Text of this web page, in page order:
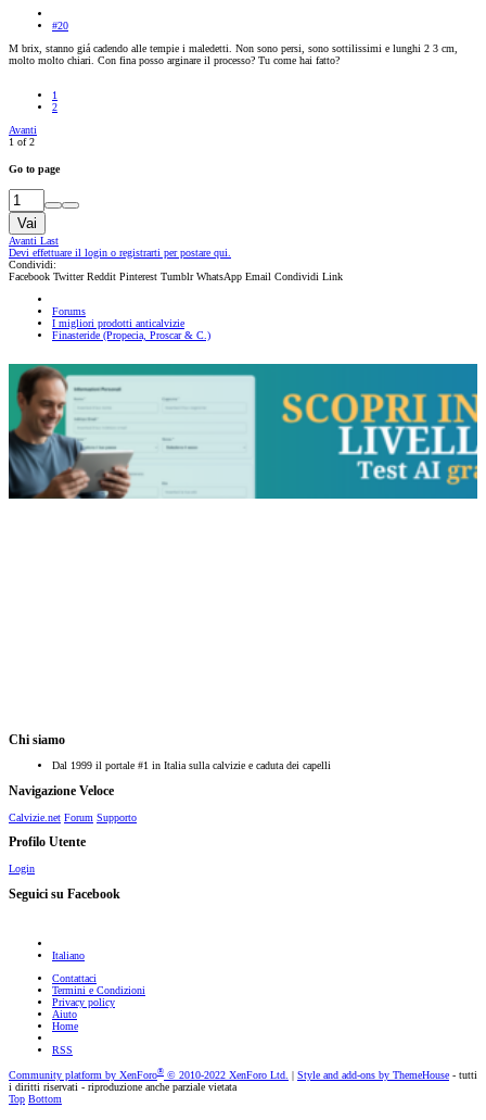
#20
M brix, stanno giá cadendo alle tempie i maledetti. Non sono persi, sono sottilissimi e lunghi 2 3 cm,
molto molto chiari. Con fina posso arginare il processo? Tu come hai fatto?
1
2
Avanti
1 of 2
Go to page
Vai
Avanti Last
Devi effettuare il login o registrarti per postare qui.
Condividi:
Facebook Twitter Reddit Pinterest Tumblr WhatsApp Email Condividi Link
Forums
I migliori prodotti anticalvizie
Finasteride (Propecia, Proscar & C.)
Chi siamo
Dal 1999 il portale #1 in Italia sulla calvizie e caduta dei capelli
Navigazione Veloce
Calvizie.net Forum Supporto
Profilo Utente
Login
Seguici su Facebook
Italiano
Contattaci
Termini e Condizioni
Privacy policy
Aiuto
Home
RSS
Community platform by XenForo® © 2010-2022 XenForo Ltd. | Style and add-ons by ThemeHouse - tutti
i diritti riservati - riproduzione anche parziale vietata
Top Bottom